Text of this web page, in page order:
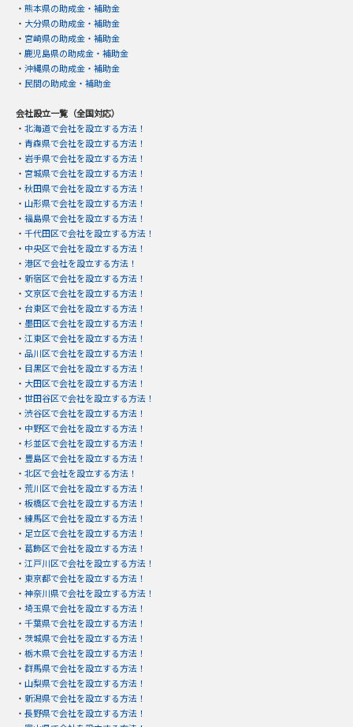
・ 熊本県の助成金・補助金
・ 大分県の助成金・補助金
・ 宮崎県の助成金・補助金
・ 鹿児島県の助成金・補助金
・ 沖縄県の助成金・補助金
・ 民間の助成金・補助金
会社設立一覧（全国対応）
・ 北海道で会社を設立する方法！
・ 青森県で会社を設立する方法！
・ 岩手県で会社を設立する方法！
・ 宮城県で会社を設立する方法！
・ 秋田県で会社を設立する方法！
・ 山形県で会社を設立する方法！
・ 福島県で会社を設立する方法！
・ 千代田区で会社を設立する方法！
・ 中央区で会社を設立する方法！
・ 港区で会社を設立する方法！
・ 新宿区で会社を設立する方法！
・ 文京区で会社を設立する方法！
・ 台東区で会社を設立する方法！
・ 墨田区で会社を設立する方法！
・ 江東区で会社を設立する方法！
・ 品川区で会社を設立する方法！
・ 目黒区で会社を設立する方法！
・ 大田区で会社を設立する方法！
・ 世田谷区で会社を設立する方法！
・ 渋谷区で会社を設立する方法！
・ 中野区で会社を設立する方法！
・ 杉並区で会社を設立する方法！
・ 豊島区で会社を設立する方法！
・ 北区で会社を設立する方法！
・ 荒川区で会社を設立する方法！
・ 板橋区で会社を設立する方法！
・ 練馬区で会社を設立する方法！
・ 足立区で会社を設立する方法！
・ 葛飾区で会社を設立する方法！
・ 江戸川区で会社を設立する方法！
・ 東京都で会社を設立する方法！
・ 神奈川県で会社を設立する方法！
・ 埼玉県で会社を設立する方法！
・ 千葉県で会社を設立する方法！
・ 茨城県で会社を設立する方法！
・ 栃木県で会社を設立する方法！
・ 群馬県で会社を設立する方法！
・ 山梨県で会社を設立する方法！
・ 新潟県で会社を設立する方法！
・ 長野県で会社を設立する方法！